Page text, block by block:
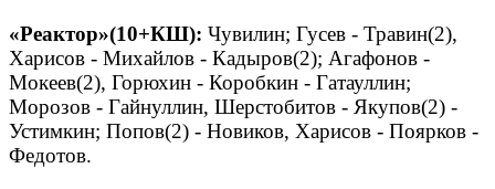
«Реактор»(10+КШ): Чувилин; Гусев - Травин(2),
Харисов - Михайлов - Кадыров(2); Агафонов -
Мокеев(2), Горюхин - Коробкин - Гатауллин;
Морозов - Гайнуллин, Шерстобитов - Якупов(2) -
Устимкин; Попов(2) - Новиков, Харисов - Поярков -
Федотов.